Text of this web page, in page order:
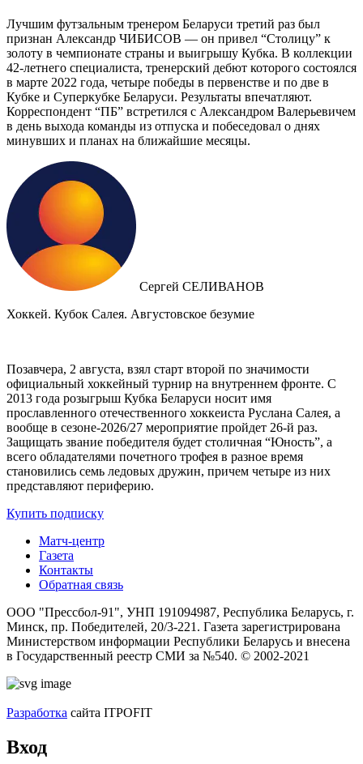
Лучшим футзальным тренером Беларуси третий раз был
признан Александр ЧИБИСОВ — он привел “Столицу” к
золоту в чемпионате страны и выигрышу Кубка. В коллекции
42-летнего специалиста, тренерский дебют которого состоялся
в марте 2022 года, четыре победы в первенстве и по две в
Кубке и Суперкубке Беларуси. Результаты впечатляют.
Корреспондент “ПБ” встретился с Александром Валерьевичем
в день выхода команды из отпуска и побеседовал о днях
минувших и планах на ближайшие месяцы.
Сергей СЕЛИВАНОВ
Хоккей. Кубок Салея. Августовское безумие
Позавчера, 2 августа, взял старт второй по значимости
официальный хоккейный турнир на внутреннем фронте. C
2013 года розыгрыш Кубка Беларуси носит имя
прославленного отечественного хоккеиста Руслана Салея, а
вообще в сезоне-2026/27 мероприятие пройдет 26-й раз.
Защищать звание победителя будет столичная “Юность”, а
всего обладателями почетного трофея в разное время
становились семь ледовых дружин, причем четыре из них
представляют периферию.
Купить подписку
Матч-центр
Газета
Контакты
Обратная связь
ООО "Прессбол-91", УНП 191094987, Республика Беларусь, г.
Минск, пр. Победителей, 20/3-221. Газета зарегистрирована
Министерством информации Республики Беларусь и внесена
в Государственный реестр СМИ за №540. © 2002-2021
Разработка сайта ITPOFIT
Вход